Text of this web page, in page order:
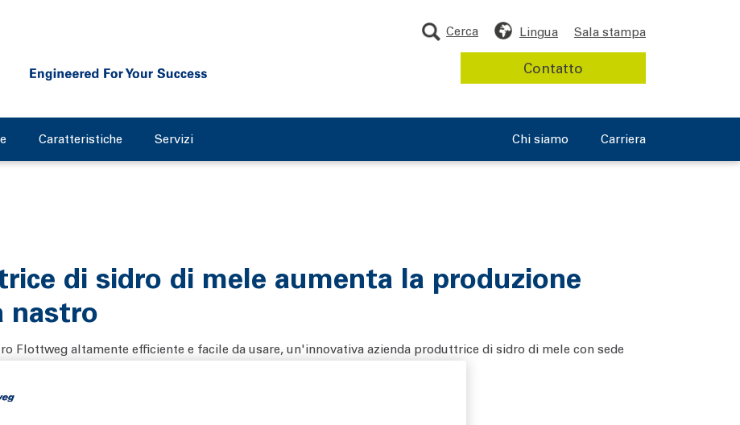
Caratteristiche Servizi Carriera
Chi siamo
Lingua Sala stampa
Cerca
Contatto
di sidro di mele aumenta la produzione
nastro
Flottweg altamente efficiente e facile da usare, un'innovativa azienda produttrice di sidro di mele con sede
e dimezzato il personale in meno di due anni.